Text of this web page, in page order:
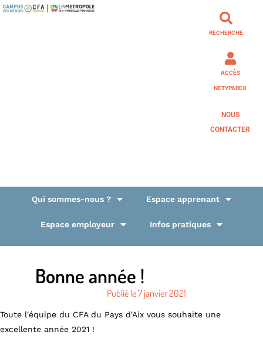
RECHERCHE
ACCÈS
NETYPAREO
NOUS
CONTACTER
Qui sommes-nous ? Espace apprenant
Espace employeur Infos pratiques
Bonne année !
Publié le7 janvier 2021
Toute l'équipe du CFA du Pays d'Aix vous souhaite une
excellente année 2021 !